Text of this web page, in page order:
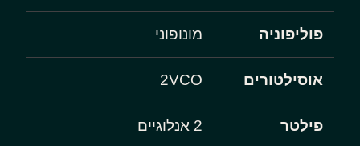
פוליפוניה מונופוני
אוסילטורים 2VCO
פילטר
2 אנלוגיים